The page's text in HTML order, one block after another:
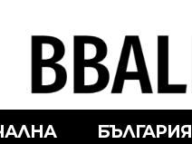
БЪЛГАРИЯ